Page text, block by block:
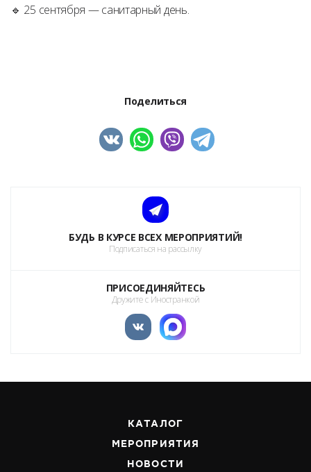
🔹 25 сентября — санитарный день.
Поделиться
БУДЬ В КУРСЕ ВСЕХ МЕРОПРИЯТИЙ!
Подписаться на рассылку
ПРИСОЕДИНЯЙТЕСЬ
Дружите с Иностранкой
КАТАЛОГ
МЕРОПРИЯТИЯ
НОВОСТИ